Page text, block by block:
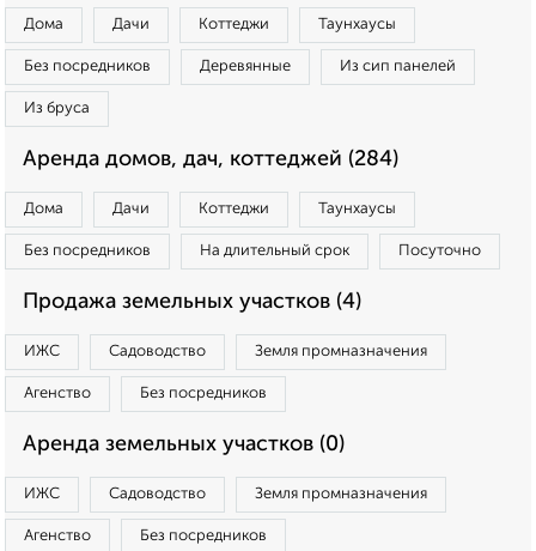
Дома Дачи Коттеджи Таунхаусы
Без посредников Деревянные Из сип панелей
Из бруса
Аренда домов, дач, коттеджей (284)
Дома Дачи Коттеджи Таунхаусы
Без посредников На длительный срок Посуточно
Продажа земельных участков (4)
ИЖС Садоводство Земля промназначения
Агенство Без посредников
Аренда земельных участков (0)
ИЖС Садоводство Земля промназначения
Агенство Без посредников